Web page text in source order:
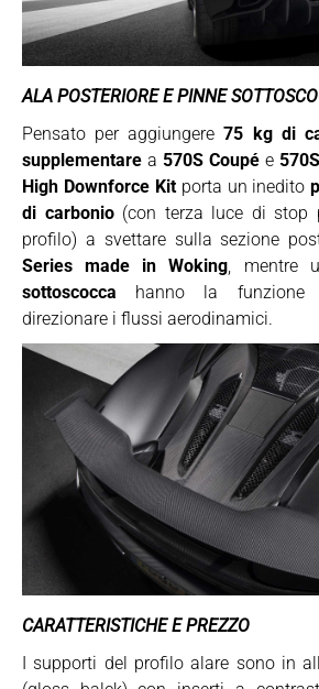
ALA POSTERIORE E PINNE
Pensato per aggiungere75 kg di
supplementare a 570S Coupé e
High Downforce Kitporta un inedito
di carbonio(con terza luce di stop
profilo) a svettare sulla sezione
Series made in Woking , mentre
sottoscocca hanno la funzione
direzionare i flussi aerodinamici.
CARATTERISTICHE E PREZZO
I supporti del profilo alare sono in